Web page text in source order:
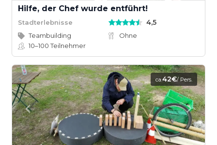
Hilfe, der Chef wurde entführt!
Stadterlebnisse 4,5
Teambuilding
Ohne
10–100Teilnehmer
ca.42€/ Pers.